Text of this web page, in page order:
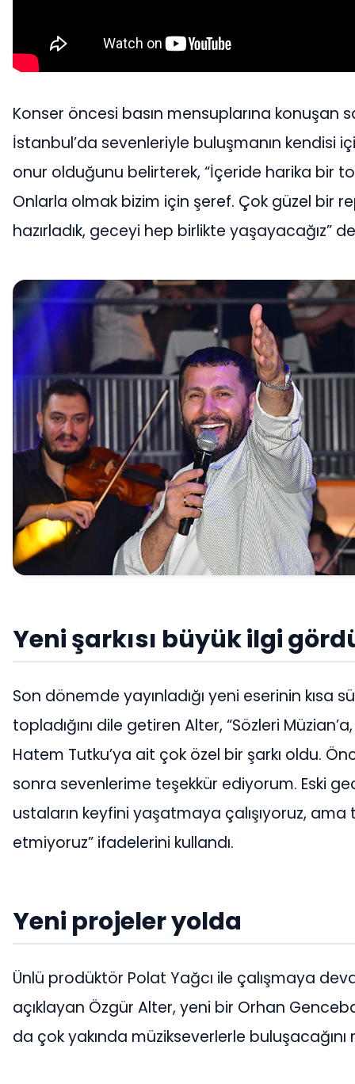
Konser öncesi basın mensuplarına konuşan
İstanbul’da sevenleriyle buluşmanın kendisi
onur olduğunu belirterek, “İçeride harika bir
Onlarla olmak bizim için şeref. Çok güzel bir
hazırladık, geceyi hep birlikte yaşayacağız”
Yeni şarkısı büyük ilgi
Son dönemde yayınladığı yeni eserinin kısa
topladığını dile getiren Alter, “Sözleri
Hatem Tutku’ya ait çok özel bir şarkı oldu.
sonra sevenlerime teşekkür ediyorum. Eski
ustaların keyfini yaşatmaya çalışıyoruz, ama
etmiyoruz” ifadelerini kullandı.
Yeni projeler yolda
Ünlü prodüktör Polat Yağcı ile çalışmaya
açıklayan Özgür Alter, yeni bir Orhan
da çok yakında müzikseverlerle buluşacağını